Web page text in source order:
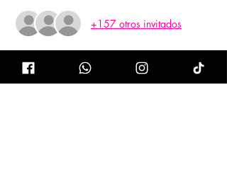
+157 otros invitados
Acerca del